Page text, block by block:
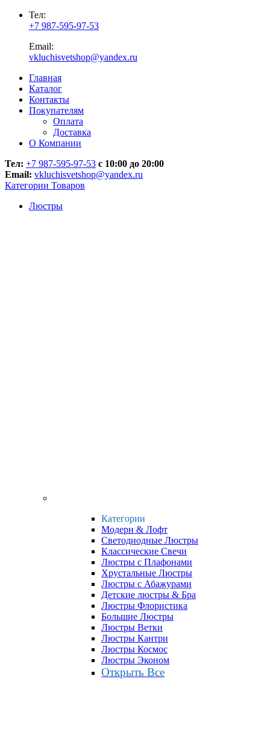
Тел:
+7 987-595-97-53
Email:
vkluchisvetshop@yandex.ru
Главная
Каталог
Контакты
Покупателям
Оплата
Доставка
О Компании
Тел: +7 987-595-97-53 с 10:00 до 20:00
Email: vkluchisvetshop@yandex.ru
Категории Товаров
Люстры
Категории
Модерн & Лофт
Светодиодные Люстры
Классические Свечи
Люстры с Плафонами
Хрустальные Люстры
Люстры с Абажурами
Детские люстры & Бра
Люстры Флористика
Большие Люстры
Люстры Ветки
Люстры Кантри
Люстры Космос
Люстры Эконом
Открыть Все